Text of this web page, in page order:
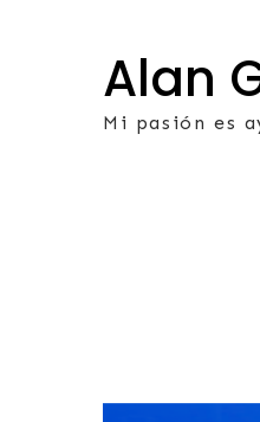
Alan
Mi pasión es